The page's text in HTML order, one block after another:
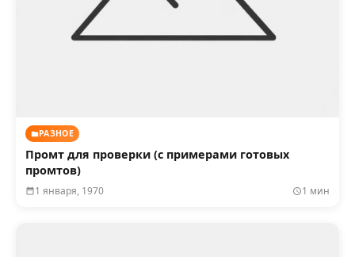
РАЗНОЕ
Промт для проверки (с примерами готовых
промтов)
1 января, 1970 1 мин